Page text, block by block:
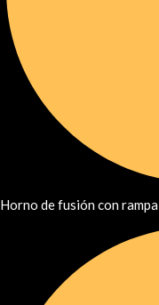
Horno de fusión con rampa